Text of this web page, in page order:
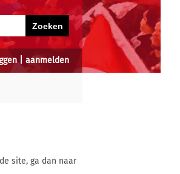
| aanmelden
site, ga dan naar